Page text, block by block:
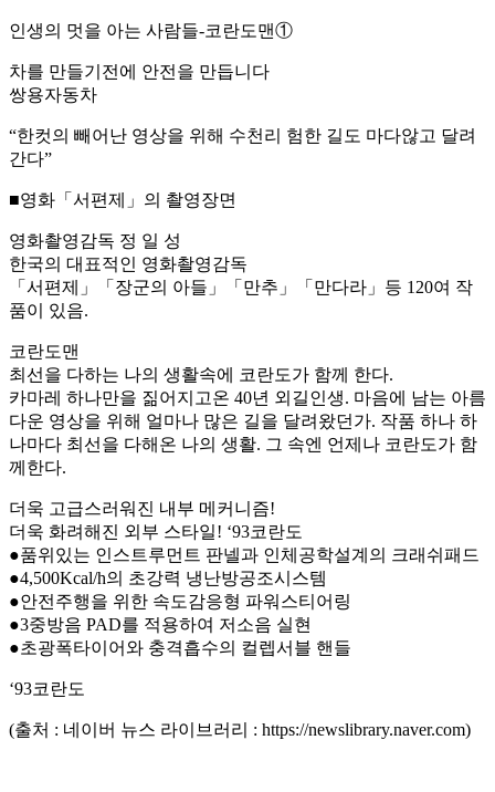
인생의 멋을 아는 사람들-코란도맨①
차를 만들기전에 안전을 만듭니다
쌍용자동차
“한컷의 빼어난 영상을 위해 수천리 험한 길도 마다않고 달려
간다”
■영화「서편제」의 촬영장면
영화촬영감독 정 일 성
한국의 대표적인 영화촬영감독
「서편제」「장군의 아들」「만추」「만다라」등 120여 작
품이 있음.
코란도맨
최선을 다하는 나의 생활속에 코란도가 함께 한다.
카마레 하나만을 짊어지고온 40년 외길인생. 마음에 남는 아름
다운 영상을 위해 얼마나 많은 길을 달려왔던가. 작품 하나 하
나마다 최선을 다해온 나의 생활. 그 속엔 언제나 코란도가 함
께한다.
더욱 고급스러워진 내부 메커니즘!
더욱 화려해진 외부 스타일! ‘93코란도
●품위있는 인스트루먼트 판넬과 인체공학설계의 크래쉬패드
●4,500Kcal/h의 초강력 냉난방공조시스템
●안전주행을 위한 속도감응형 파워스티어링
●3중방음 PAD를 적용하여 저소음 실현
●초광폭타이어와 충격흡수의 컬렙서블 핸들
‘93코란도
(출처 : 네이버 뉴스 라이브러리 : https://newslibrary.naver.com)